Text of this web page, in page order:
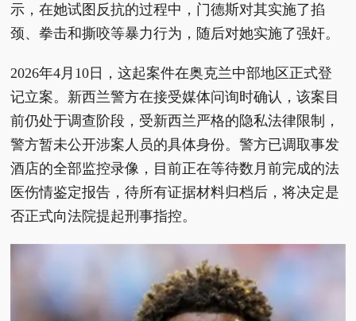
示，在她试图反抗的过程中，门德斯对其实施了掐
颈、拳击和撕咬等暴力行为，随后对她实施了强奸。
2026年4月10日，这起案件在奥克兰中部地区正式登
记立案。新西兰警方在接受媒体问询时确认，该案目
前仍处于调查阶段，受新西兰严格的隐私法律限制，
警方暂未公开涉案人员的具体身份。警方已调取事发
酒店的全部监控录像，目前正在等待数月前完成的法
医伤情鉴定报告，待所有证据材料归档后，将决定是
否正式向法院提起刑事指控。